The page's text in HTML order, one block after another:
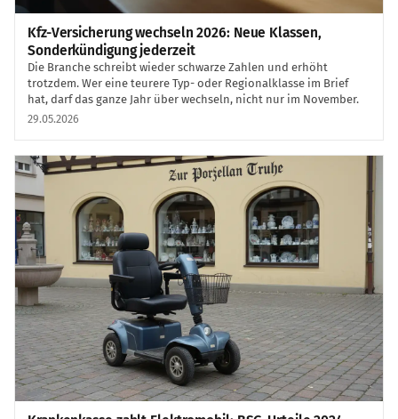
Kfz-Versicherung wechseln 2026: Neue Klassen,
Sonderkündigung jederzeit
Die Branche schreibt wieder schwarze Zahlen und erhöht
trotzdem. Wer eine teurere Typ- oder Regionalklasse im Brief
hat, darf das ganze Jahr über wechseln, nicht nur im November.
29.05.2026